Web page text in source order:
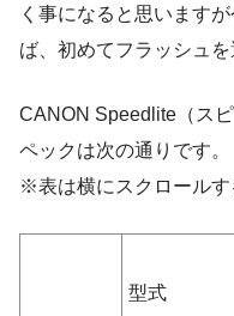
く事になると思います
ば、初めてフラッシュ
CANON Speedlite（ス
ペックは次の通りです。
※表は横にスクロールす
型式